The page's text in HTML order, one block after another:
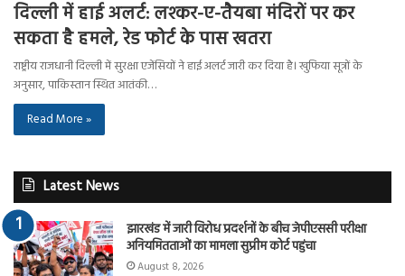
दिल्ली में हाई अलर्ट: लश्कर-ए-तैयबा मंदिरों पर कर
सकता है हमले, रेड फोर्ट के पास खतरा
राष्ट्रीय राजधानी दिल्ली में सुरक्षा एजेंसियों ने हाई अलर्ट जारी कर दिया है। खुफिया सूत्रों के
अनुसार, पाकिस्तान स्थित आतंकी…
Read More »
Latest News
झारखंड में जारी विरोध प्रदर्शनों के बीच जेपीएससी परीक्षा
अनियमितताओं का मामला सुप्रीम कोर्ट पहुंचा
August 8, 2026